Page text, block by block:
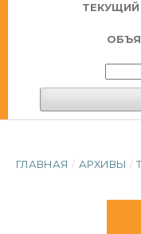
ГЛАВНАЯ / АРХИВЫ /